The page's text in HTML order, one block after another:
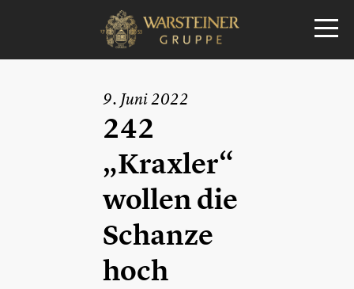
9. Juni 2022
242
„Kraxler“
wollen die
Schanze
hoch